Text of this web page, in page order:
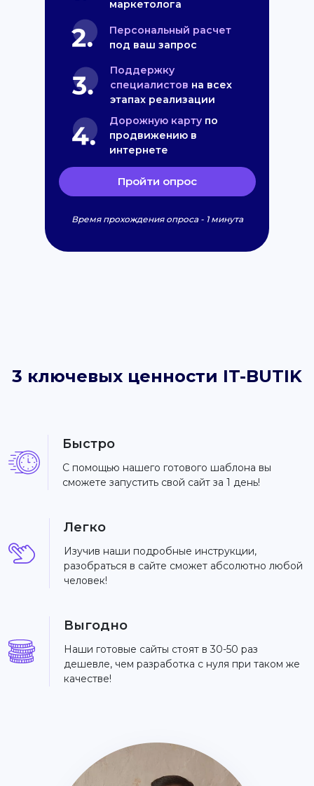
маркетолога
Персональный расчет
под ваш запрос
Поддержку
специалистов на всех
этапах реализации
Дорожную карту по
продвижению в
интернете
Пройти опрос
Время прохождения опроса - 1 минута
3 ключевых ценности IT-BUTIK
Быстро
С помощью нашего готового шаблона вы
сможете запустить свой сайт за 1 день!
Легко
Изучив наши подробные инструкции,
разобраться в сайте сможет абсолютно любой
человек!
Выгодно
Наши готовые сайты стоят в 30-50 раз
дешевле, чем разработка с нуля при таком же
качестве!